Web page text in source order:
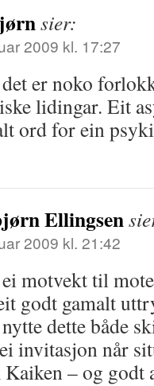
sier:
2009 kl. 17:27
er noko
lidingar. Eit
ord for ein
Ellingsen
2009 kl. 21:42
motvekt til
godt gamalt
dette både
invitasjon når
– og godt